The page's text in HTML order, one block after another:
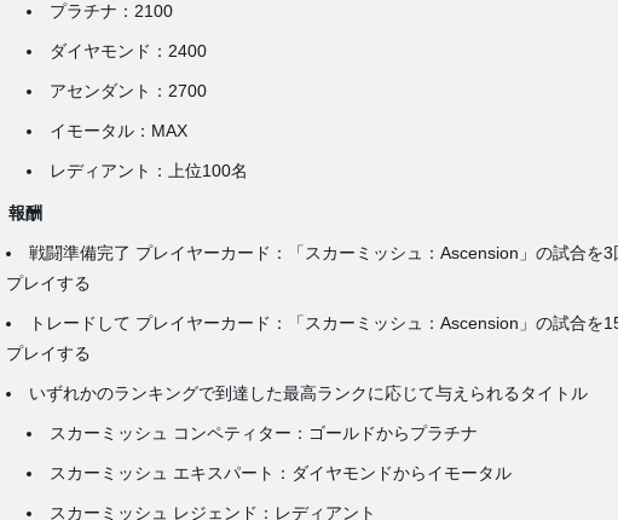
プラチナ：2100
ダイヤモンド：2400
アセンダント：2700
イモータル：MAX
レディアント：上位100名
報酬
戦闘準備完了 プレイヤーカード：「スカーミッシュ：Ascension」の試合を3
プレイする
トレードして プレイヤーカード：「スカーミッシュ：Ascension」の試合を
プレイする
いずれかのランキングで到達した最高ランクに応じて与えられるタイトル
スカーミッシュ コンペティター：ゴールドからプラチナ
スカーミッシュ エキスパート：ダイヤモンドからイモータル
スカーミッシュ レジェンド：レディアント